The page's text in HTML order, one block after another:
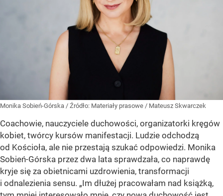
Monika Sobień-Górska / Źródło: Materiały prasowe / Mateusz Skwarczek
Coachowie, nauczyciele duchowości, organizatorki kręgów
kobiet, twórcy kursów manifestacji. Ludzie odchodzą
od Kościoła, ale nie przestają szukać odpowiedzi. Monika
Sobień-Górska przez dwa lata sprawdzała, co naprawdę
kryje się za obietnicami uzdrowienia, transformacji
i odnalezienia sensu. „Im dłużej pracowałam nad książką,